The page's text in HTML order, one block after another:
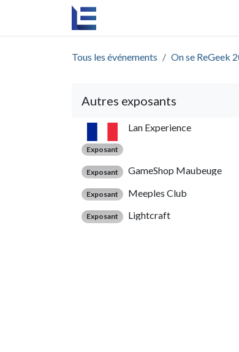
Se rendre au contenu
Tous les événements On se ReGeek
Autres exposants
Exposant
Lan Experience
Exposant GameShop Maubeuge
Exposant Meeples Club
Exposant Lightcraft